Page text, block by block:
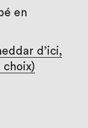
en
d’ici,
choix)